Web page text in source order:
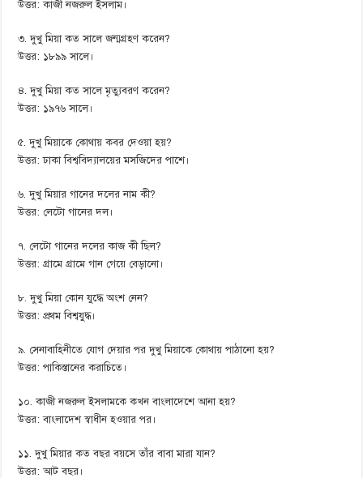
উত্তর: কাজী নজরুল ইসলাম।
৩. দুখু মিয়া কত সালে জন্মগ্রহণ করেন?
উত্তর: ১৮৯৯ সালে।
৪. দুখু মিয়া কত সালে মৃত্যুবরণ করেন?
উত্তর: ১৯৭৬ সালে।
৫. দুখু মিয়াকে কোথায় কবর দেওয়া হয়?
উত্তর: ঢাকা বিশ্ববিদ্যালয়ের মসজিদের পাশে।
৬. দুখু মিয়ার গানের দলের নাম কী?
উত্তর: লেটো গানের দল।
৭. লেটো গানের দলের কাজ কী ছিল?
উত্তর: গ্রামে গ্রামে গান গেয়ে বেড়ানো।
৮. দুখু মিয়া কোন যুদ্ধে অংশ নেন?
উত্তর: প্রথম বিশ্বযুদ্ধ।
৯. সেনাবাহিনীতে যোগ দেয়ার পর দুখু মিয়াকে কোথায় পাঠানো হয়?
উত্তর: পাকিস্তানের করাচিতে।
১০. কাজী নজরুল ইসলামকে কখন বাংলাদেশে আনা হয়?
উত্তর: বাংলাদেশ স্বাধীন হওয়ার পর।
১১. দুখু মিয়ার কত বছর বয়সে তাঁর বাবা মারা যান?
উত্তর: আট বছর।